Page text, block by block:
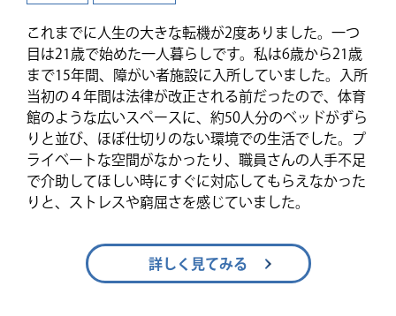
これまでに人生の大きな転機が2度ありました。一つ
目は21歳で始めた一人暮らしです。私は6歳から21歳
まで15年間、障がい者施設に入所していました。入所
当初の４年間は法律が改正される前だったので、体育
館のような広いスペースに、約50人分のベッドがずら
りと並び、ほぼ仕切りのない環境での生活でした。プ
ライベートな空間がなかったり、職員さんの人手不足
で介助してほしい時にすぐに対応してもらえなかった
りと、ストレスや窮屈さを感じていました。
詳しく見てみる